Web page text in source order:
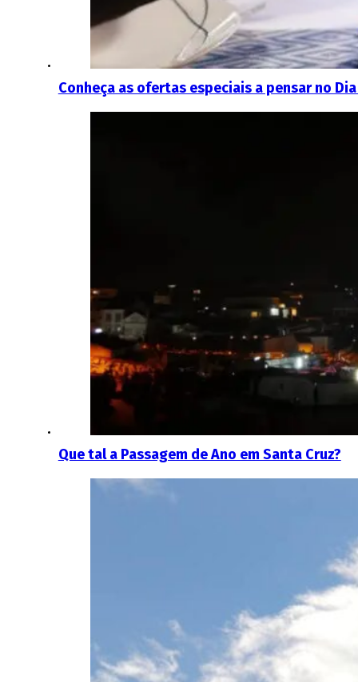
Conheça as ofertas especiais a pensar no
Que tal a Passagem de Ano em Santa Cruz?